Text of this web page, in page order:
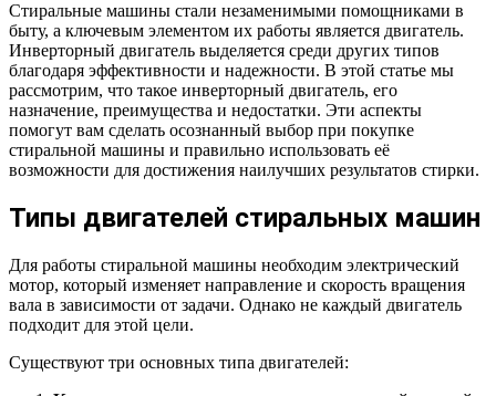
Стиральные машины стали незаменимыми помощниками в
быту, а ключевым элементом их работы является двигатель.
Инверторный двигатель выделяется среди других типов
благодаря эффективности и надежности. В этой статье мы
рассмотрим, что такое инверторный двигатель, его
назначение, преимущества и недостатки. Эти аспекты
помогут вам сделать осознанный выбор при покупке
стиральной машины и правильно использовать её
возможности для достижения наилучших результатов стирки.
Типы двигателей стиральных машин
Для работы стиральной машины необходим электрический
мотор, который изменяет направление и скорость вращения
вала в зависимости от задачи. Однако не каждый двигатель
подходит для этой цели.
Существуют три основных типа двигателей: